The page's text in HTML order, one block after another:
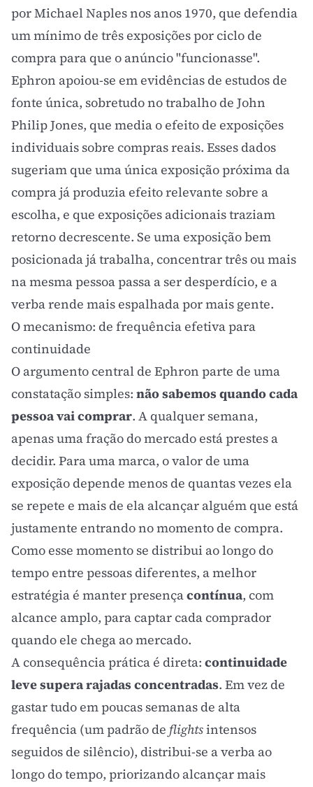
por Michael Naples nos anos 1970, que defendia
um mínimo de três exposições por ciclo de
compra para que o anúncio "funcionasse".
Ephron apoiou-se em evidências de estudos de
fonte única, sobretudo no trabalho de John
Philip Jones, que media o efeito de exposições
individuais sobre compras reais. Esses dados
sugeriam que uma única exposição próxima da
compra já produzia efeito relevante sobre a
escolha, e que exposições adicionais traziam
retorno decrescente. Se uma exposição bem
posicionada já trabalha, concentrar três ou mais
na mesma pessoa passa a ser desperdício, e a
verba rende mais espalhada por mais gente.
O mecanismo: de frequência efetiva para
continuidade
O argumento central de Ephron parte de uma
constatação simples: não sabemos quando cada
pessoa vai comprar. A qualquer semana,
apenas uma fração do mercado está prestes a
decidir. Para uma marca, o valor de uma
exposição depende menos de quantas vezes ela
se repete e mais de ela alcançar alguém que está
justamente entrando no momento de compra.
Como esse momento se distribui ao longo do
tempo entre pessoas diferentes, a melhor
estratégia é manter presençacontínua, com
alcance amplo, para captar cada comprador
quando ele chega ao mercado.
A consequência prática é direta: continuidade
leve supera rajadas concentradas. Em vez de
gastar tudo em poucas semanas de alta
frequência (um padrão de flightsintensos
seguidos de silêncio), distribui-se a verba ao
longo do tempo, priorizando alcançar mais